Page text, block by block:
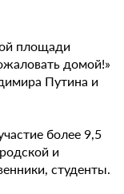
площади
домой!»
Путина и
более 9,5
и
студенты.